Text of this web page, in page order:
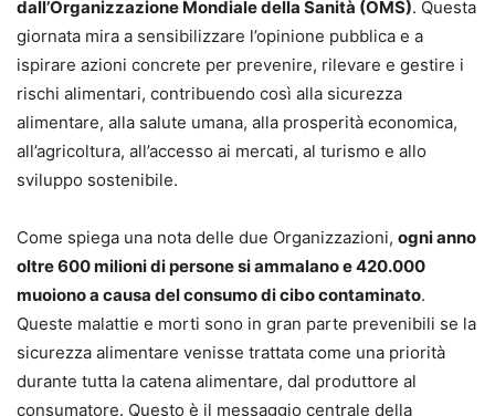
dall’Organizzazione Mondiale della Sanità (OMS). Questa
giornata mira a sensibilizzare l’opinione pubblica e a
ispirare azioni concrete per prevenire, rilevare e gestire i
rischi alimentari, contribuendo così alla sicurezza
alimentare, alla salute umana, alla prosperità economica,
all’agricoltura, all’accesso ai mercati, al turismo e allo
sviluppo sostenibile.
Come spiega una nota delle due Organizzazioni, ogni anno
oltre 600 milioni di persone si ammalano e 420.000
muoiono a causa del consumo di cibo contaminato.
Queste malattie e morti sono in gran parte prevenibili se la
sicurezza alimentare venisse trattata come una priorità
durante tutta la catena alimentare, dal produttore al
consumatore. Questo è il messaggio centrale della